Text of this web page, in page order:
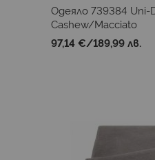
Одеяло 739384 Uni-
Cashew/Macciato
97,14 €/189,99 лв.